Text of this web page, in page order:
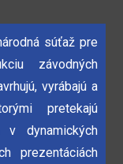
súťaž pre
závodných
vyrábajú a
pretekajú
dynamických
prezentáciách